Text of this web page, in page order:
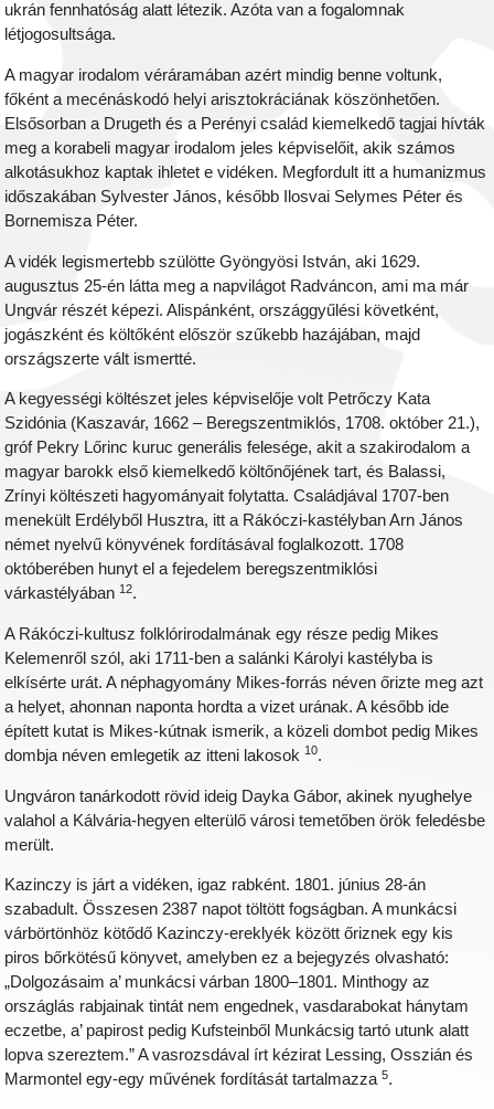
ukrán fennhatóság alatt létezik. Azóta van a fogalomnak
létjogosultsága.
A magyar irodalom véráramában azért mindig benne voltunk,
főként a mecénáskodó helyi arisztokráciának köszönhetően.
Elsősorban a Drugeth és a Perényi család kiemelkedő tagjai hívták
meg a korabeli magyar irodalom jeles képviselőit, akik számos
alkotásukhoz kaptak ihletet e vidéken. Megfordult itt a humanizmus
időszakában Sylvester János, később Ilosvai Selymes Péter és
Bornemisza Péter.
A vidék legismertebb szülötte Gyöngyösi István, aki 1629.
augusztus 25-én látta meg a napvilágot Radváncon, ami ma már
Ungvár részét képezi. Alispánként, országgyűlési követként,
jogászként és költőként először szűkebb hazájában, majd
országszerte vált ismertté.
A kegyességi költészet jeles képviselője volt Petrőczy Kata
Szidónia (Kaszavár, 1662 – Beregszentmiklós, 1708. október 21.),
gróf Pekry Lőrinc kuruc generális felesége, akit a szakirodalom a
magyar barokk első kiemelkedő költőnőjének tart, és Balassi,
Zrínyi költészeti hagyományait folytatta. Családjával 1707-ben
menekült Erdélyből Husztra, itt a Rákóczi-kastélyban Arn János
német nyelvű könyvének fordításával foglalkozott. 1708
októberében hunyt el a fejedelem beregszentmiklósi
várkastélyában12.
A Rákóczi-kultusz folklórirodalmának egy része pedig Mikes
Kelemenről szól, aki 1711-ben a salánki Károlyi kastélyba is
elkísérte urát. A néphagyomány Mikes-forrás néven őrizte meg azt
a helyet, ahonnan naponta hordta a vizet urának. A később ide
épített kutat is Mikes-kútnak ismerik, a közeli dombot pedig Mikes
dombja néven emlegetik az itteni lakosok10.
Ungváron tanárkodott rövid ideig Dayka Gábor, akinek nyughelye
valahol a Kálvária-hegyen elterülő városi temetőben örök feledésbe
merült.
Kazinczy is járt a vidéken, igaz rabként. 1801. június 28-án
szabadult. Összesen 2387 napot töltött fogságban. A munkácsi
várbörtönhöz kötődő Kazinczy-ereklyék között őriznek egy kis
piros bőrkötésű könyvet, amelyben ez a bejegyzés olvasható:
„Dolgozásaim a’ munkácsi várban 1800–1801. Minthogy az
országlás rabjainak tintát nem engednek, vasdarabokat hánytam
eczetbe, a’ papirost pedig Kufsteinből Munkácsig tartó utunk alatt
lopva szereztem.” A vasrozsdával írt kézirat Lessing, Osszián és
Marmontel egy-egy művének fordítását tartalmazza5.